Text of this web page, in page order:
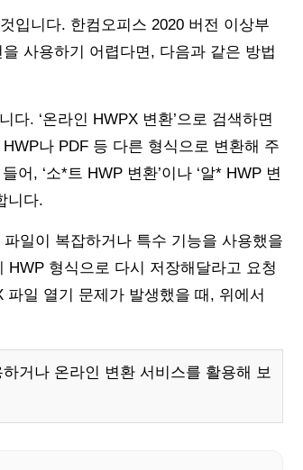
입니다. 한컴오피스 2020 버전 이상부
사용하기 어렵다면, 다음과 같은 방법
. ‘온라인 HWPX 변환’으로 검색하면
나 PDF 등 다른 형식으로 변환해 주
, ‘소*트 HWP 변환’이나 ‘알* HWP 변
니다.
일이 복잡하거나 특수 기능을 사용했을
형식으로 다시 저장해달라고 요청
일 열기 문제가 발생했을 때, 위에서
거나 온라인 변환 서비스를 활용해 보